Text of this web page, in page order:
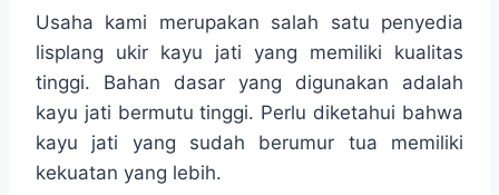
Usaha kami merupakan salah satu penyedia
lisplang ukir kayu jati yang memiliki kualitas
tinggi. Bahan dasar yang digunakan adalah
kayu jati bermutu tinggi. Perlu diketahui bahwa
kayu jati yang sudah berumur tua memiliki
kekuatan yang lebih.